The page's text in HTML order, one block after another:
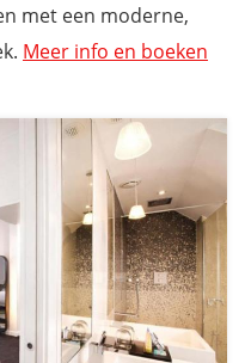
met een moderne,
Meer info en boeken